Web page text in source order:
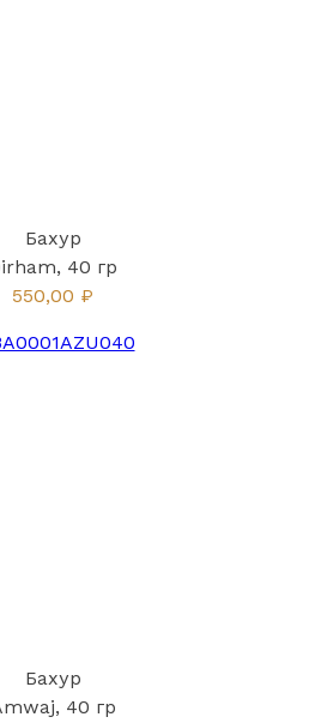
Бахур
40 гр
550,00 ₽
Бахур
40 гр